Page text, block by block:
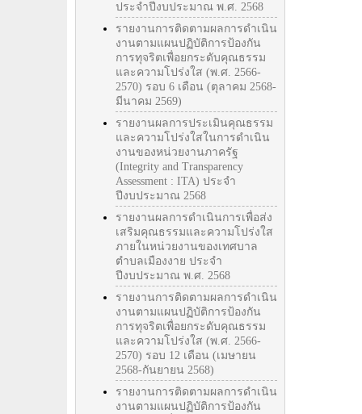
ประจำปีงบประมาณ พ.ศ. 2568
รายงานการติดตามผลการดำเนิน
งานตามแผนปฏิบัติการป้องกัน
การทุจริตเพื่อยกระดับคุณธรรม
และความโปร่งใส (พ.ศ. 2566-
2570) รอบ 6 เดือน (ตุลาคม 2568-
มีนาคม 2569)
รายงานผลการประเมินคุณธรรม
และความโปร่งใสในการดำเนิน
งานของหน่วยงานภาครัฐ
(Integrity and Transparency
Assessment : ITA) ประจำ
ปีงบประมาณ 2568
รายงานผลการดำเนินการเพื่อส่ง
เสริมคุณธรรมและความโปร่งใส
ภายในหน่วยงานของเทศบาล
ตำบลเมืองงาย ประจำ
ปีงบประมาณ พ.ศ. 2568
รายงานการติดตามผลการดำเนิน
งานตามแผนปฏิบัติการป้องกัน
การทุจริตเพื่อยกระดับคุณธรรม
และความโปร่งใส (พ.ศ. 2566-
2570) รอบ 12 เดือน (เมษายน
2568-กันยายน 2568)
รายงานการติดตามผลการดำเนิน
งานตามแผนปฏิบัติการป้องกัน